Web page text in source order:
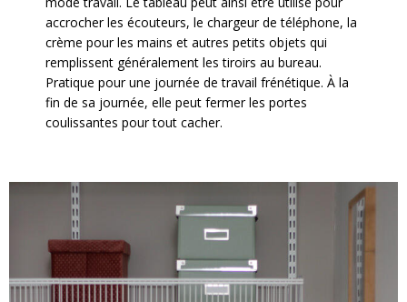
accrocher les écouteurs, le chargeur de téléphone, la
crème pour les mains et autres petits objets qui
remplissent généralement les tiroirs au bureau.
Pratique pour une journée de travail frénétique. À la
fin de sa journée, elle peut fermer les portes
coulissantes pour tout cacher.